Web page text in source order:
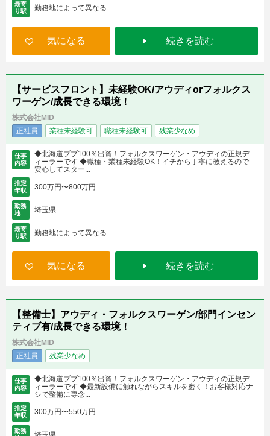
最寄
り駅
勤務地によって異なる
気になる 続きを読む
【サービスフロント】未経験OK/アウディorフォルクス
ワーゲン/成長できる環境！
株式会社MID
正社員
業種未経験可 職種未経験可 残業少なめ
仕事
内容
◆北海道ブブ100％出資！フォルクスワーゲン・アウディの正規デ
ィーラーです ◆職種・業種未経験OK！イチから丁寧に教えるので
安心してスター...
推定
年収
300万円〜800万円
勤務
地
埼玉県
最寄
り駅
勤務地によって異なる
気になる 続きを読む
【整備士】アウディ・フォルクスワーゲン/部門インセン
ティブ有/成長できる環境！
株式会社MID
正社員
残業少なめ
仕事
内容
◆北海道ブブ100％出資！フォルクスワーゲン・アウディの正規デ
ィーラーです ◆最新設備に触れながらスキルを磨く！お客様対応ナ
シで整備に専念...
推定
年収
300万円〜550万円
勤務